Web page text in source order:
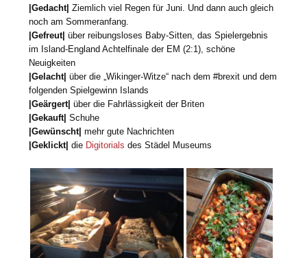
|Gedacht|Ziemlich viel Regen für Juni. Und dann auch gleich
noch am Sommeranfang.
|Gefreut| über reibungsloses Baby-Sitten, das Spielergebnis
im Island-England Achtelfinale der EM (2:1), schöne
Neuigkeiten
|Gelacht|über die „Wikinger-Witze“ nach dem #brexit und dem
folgenden Spielgewinn Islands
|Geärgert| über die Fahrlässigkeit der Briten
|Gekauft| Schuhe
|Gewünscht| mehr gute Nachrichten
|Geklickt|die Digitorials des Städel Museums